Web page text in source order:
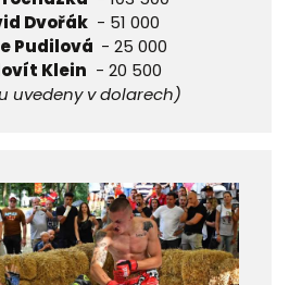
Dvořák - 51 000
Pudilová - 25 000
Klein - 20 500
uvedeny v dolarech)